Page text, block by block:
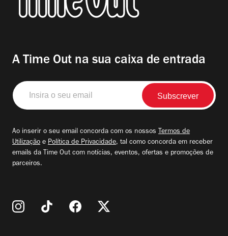
A Time Out na sua caixa de entrada
Insira
o
seu
Ao inserir o seu email concorda com os nossos Termos de
Utilização e Política de Privacidade, tal como concorda em receber
emails da Time Out com notícias, eventos, ofertas e promoções de
parceiros.